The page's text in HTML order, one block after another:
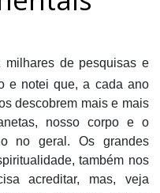
milhares de pesquisas e
e notei que, a cada ano
descobrem mais e mais
nosso corpo e o
no geral. Os grandes
também nos
acreditar, mas, veja